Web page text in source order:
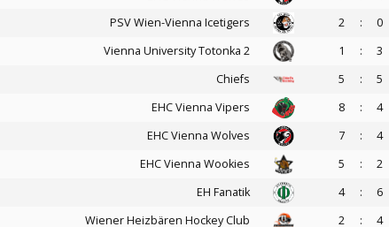
PSV Wien-Vienna Icetigers 2 : 0
Vienna University Totonka 2 1 : 3
Chiefs 5 : 5
EHC Vienna Vipers 8 : 4
EHC Vienna Wolves 7 : 4
EHC Vienna Wookies 5 : 2
EH Fanatik 4 : 6
Wiener Heizbären Hockey Club 2 : 4